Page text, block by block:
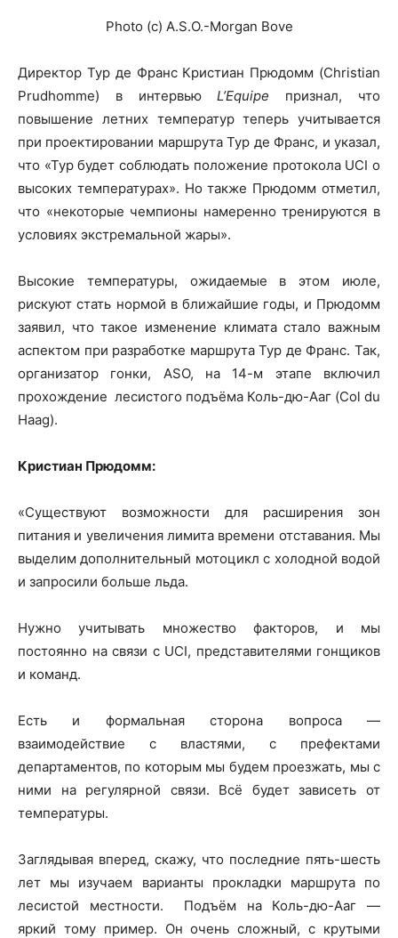
Photo (c) A.S.O.-Morgan Bove
Директор Тур де Франс Кристиан Прюдомм (Christian
Prudhomme) в интервьюL’Equipe признал, что
повышение летних температур теперь учитывается
при проектировании маршрута Тур де Франс, и указал,
что «Тур будет соблюдать положение протокола UCI о
высоких температурах». Но также Прюдомм отметил,
что «некоторые чемпионы намеренно тренируются в
условиях экстремальной жары».
Высокие температуры, ожидаемые в этом июле,
рискуют стать нормой в ближайшие годы, и Прюдомм
заявил, что такое изменение климата стало важным
аспектом при разработке маршрута Тур де Франс. Так,
организатор гонки, ASO, на 14-м этапе включил
прохождение лесистого подъёма Коль-дю-Ааг (Col du
Haag).
Кристиан Прюдомм:
«Существуют возможности для расширения зон
питания и увеличения лимита времени отставания. Мы
выделим дополнительный мотоцикл с холодной водой
и запросили больше льда.
Нужно учитывать множество факторов, и мы
постоянно на связи с UCI, представителями гонщиков
и команд.
Есть и формальная сторона вопроса —
взаимодействие с властями, с префектами
департаментов, по которым мы будем проезжать, мы с
ними на регулярной связи. Всё будет зависеть от
температуры.
Заглядывая вперед, скажу, что последние пять-шесть
лет мы изучаем варианты прокладки маршрута по
лесистой местности. Подъём на Коль-дю-Ааг —
яркий тому пример. Он очень сложный, с крутыми